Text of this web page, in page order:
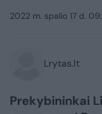
2022 m. spalio 17 d.
Lrytas.lt
Prekybininkai